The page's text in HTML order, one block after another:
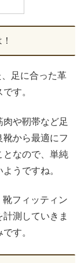
足に合った革
す。
や靭帯など足
から最適にフ
となので、単純
うですね。
フィッティン
測していきま
す。